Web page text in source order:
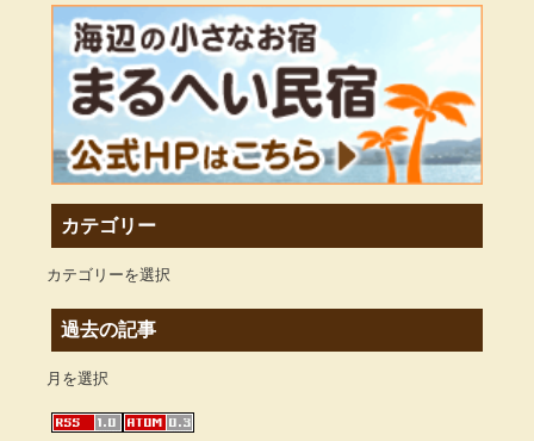
カテゴリー
カテゴリーを選択
過去の記事
月を選択